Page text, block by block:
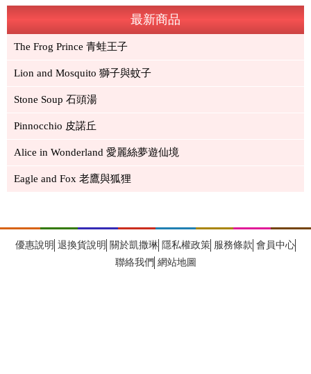
最新商品
The Frog Prince 青蛙王子
Lion and Mosquito 獅子與蚊子
Stone Soup 石頭湯
Pinnocchio 皮諾丘
Alice in Wonderland 愛麗絲夢遊仙境
Eagle and Fox 老鷹與狐狸
優惠說明 退換貨說明 關於凱撒琳 隱私權政策 服務條款 會員中心
聯絡我們 網站地圖